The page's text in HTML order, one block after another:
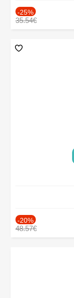
-25%
35.54€
-20%
48.57€